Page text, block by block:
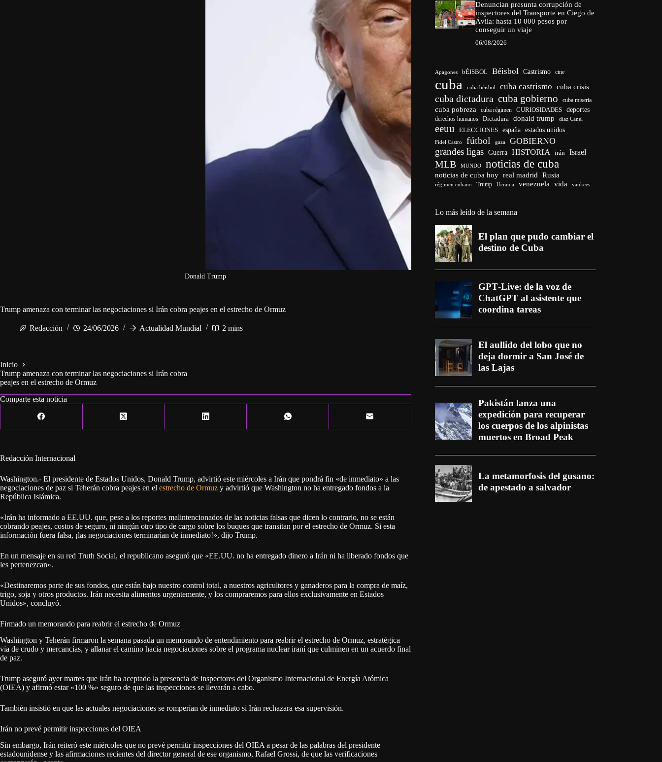
Donald Trump
Trump amenaza con terminar las negociaciones si Irán cobra peajes en el estrecho de Ormuz
Redacción 24/06/2026 Actualidad Mundial 2 mins
Inicio
Trump amenaza con terminar las negociaciones si Irán cobra
peajes en el estrecho de Ormuz
Comparte esta noticia
Redacción Internacional
Washington.- El presidente de Estados Unidos, Donald Trump, advirtió este miércoles a Irán que pondrá fin «de inmediato» a las
negociaciones de paz si Teherán cobra peajes en el estrecho de Ormuz y advirtió que Washington no ha entregado fondos a la
República Islámica.
«Irán ha informado a EE.UU. que, pese a los reportes malintencionados de las noticias falsas que dicen lo contrario, no se están
cobrando peajes, costos de seguro, ni ningún otro tipo de cargo sobre los buques que transitan por el estrecho de Ormuz. Si esta
información fuera falsa, ¡las negociaciones terminarían de inmediato!», dijo Trump.
En un mensaje en su red Truth Social, el republicano aseguró que «EE.UU. no ha entregado dinero a Irán ni ha liberado fondos que
les pertenezcan».
«Destinaremos parte de sus fondos, que están bajo nuestro control total, a nuestros agricultores y ganaderos para la compra de maíz,
trigo, soja y otros productos. Irán necesita alimentos urgentemente, y los compraremos para ellos exclusivamente en Estados
Unidos», concluyó.
Firmado un memorando para reabrir el estrecho de Ormuz
Washington y Teherán firmaron la semana pasada un memorando de entendimiento para reabrir el estrecho de Ormuz, estratégica
vía de crudo y mercancías, y allanar el camino hacia negociaciones sobre el programa nuclear iraní que culminen en un acuerdo final
de paz.
Trump aseguró ayer martes que Irán ha aceptado la presencia de inspectores del Organismo Internacional de Energía Atómica
(OIEA) y afirmó estar «100 %» seguro de que las inspecciones se llevarán a cabo.
También insistió en que las actuales negociaciones se romperían de inmediato si Irán rechazara esa supervisión.
Irán no prevé permitir inspecciones del OIEA
Sin embargo, Irán reiteró este miércoles que no prevé permitir inspecciones del OIEA a pesar de las palabras del presidente
estadounidense y las afirmaciones recientes del director general de ese organismo, Rafael Grossi, de que las verificaciones
Denuncian presunta corrupción de
inspectores del Transporte en Ciego de
Ávila: hasta 10 000 pesos por
conseguir un viaje
06/08/2026
Apagones bÉISBOL Béisbol Castrismo cine
cuba cuba béisbol cuba castrismo cuba crisis
cuba dictadura cuba gobierno cuba miseria
cuba pobreza cuba régimen CURIOSIDADES deportes
derechos humanos Dictadura donald trump díaz Canel
eeuu ELECCIONES españa estados unidos
Fidel Castro fútbol gaza GOBIERNO
grandes ligas Guerra HISTORIA irán Israel
MLB MUNDO noticias de cuba
noticias de cuba hoy real madrid Rusia
régimen cubano Trump Ucrania venezuela vida yankees
Lo más leído de la semana